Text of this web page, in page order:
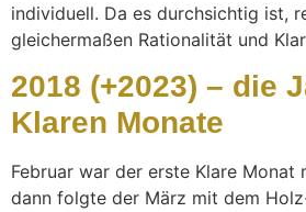
individuell. Da es durchsichtig ist,
gleichermaßen Rationalität und
2018 (+2023) – die
Klaren Monate
Februar war der erste Klare Monat
dann folgte der März mit dem